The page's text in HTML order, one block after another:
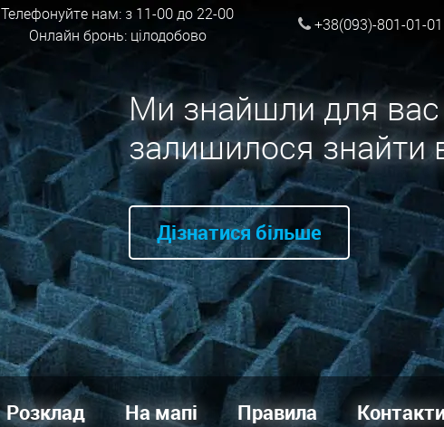
Телефонуйте нам: з 11-00 до 22-00
Онлайн бронь: цілодобово
+38(093)-801-01-01
Ми знайшли для вас
залишилося знайти
Дізнатися більше
Розклад На мапі Правила